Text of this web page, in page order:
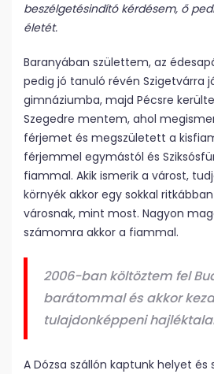
beszélgetésindító kérdésem, ő
életét.
Baranyában születtem, az
pedig jó tanuló révén Szigetvárra
gimnáziumba, majd Pécsre
Szegedre mentem, ahol
férjemet és megszületett a
férjemmel egymástól és
fiammal. Akik ismerik a várost,
környék akkor egy sokkal
városnak, mint most. Nagyon
számomra akkor a fiammal.
2006-ban költöztem fel
barátommal és akkor
tulajdonképpeni
A Dózsa szállón kaptunk helyet